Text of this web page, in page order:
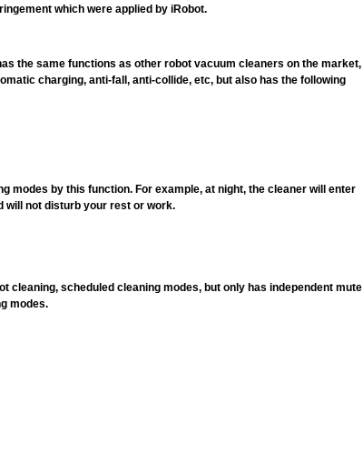
which were applied by iRobot.
the same functions as other robot vacuum cleaners on the market,
charging, anti-fall, anti-collide, etc, but also has the following
modes by this function. For example, at night, the cleaner will enter
will not disturb your rest or work.
cleaning, scheduled cleaning modes, but only has independent mute
modes.